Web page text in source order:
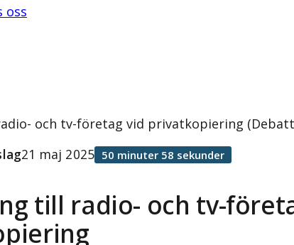
oss
och tv-företag vid privatkopiering
till radio- och tv-
21 maj 2025 50 minuter 58 sekunder